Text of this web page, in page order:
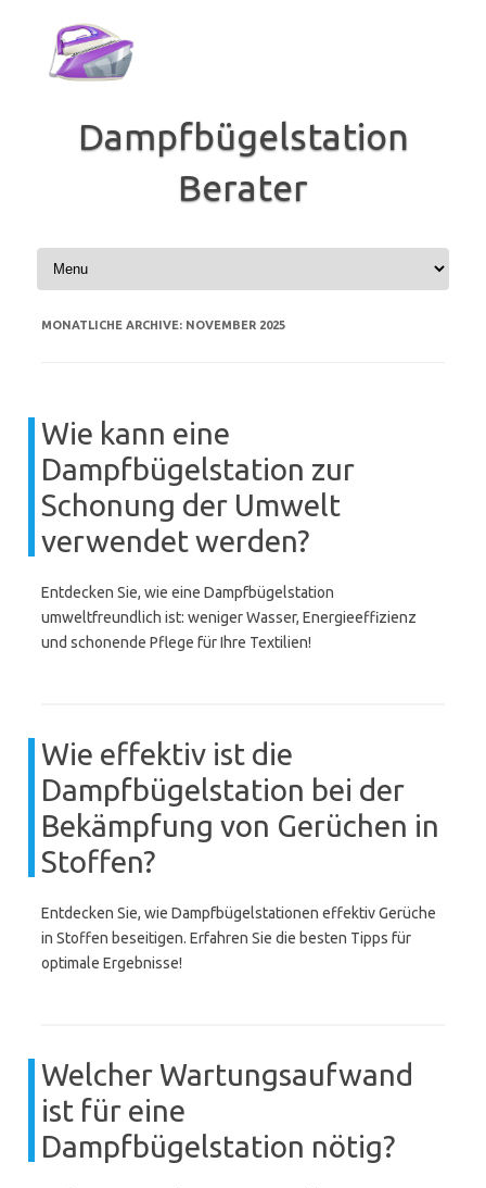
springen
Dampfbügelstation
Berater
MONATLICHE ARCHIVE: NOVEMBER 2025
Wie kann eine
Dampfbügelstation zur
Schonung der Umwelt
verwendet werden?
Entdecken Sie, wie eine Dampfbügelstation
umweltfreundlich ist: weniger Wasser, Energieeffizienz
und schonende Pflege für Ihre Textilien!
Wie effektiv ist die
Dampfbügelstation bei der
Bekämpfung von Gerüchen in
Stoffen?
Entdecken Sie, wie Dampfbügelstationen effektiv Gerüche
in Stoffen beseitigen. Erfahren Sie die besten Tipps für
optimale Ergebnisse!
Welcher Wartungsaufwand
ist für eine
Dampfbügelstation nötig?